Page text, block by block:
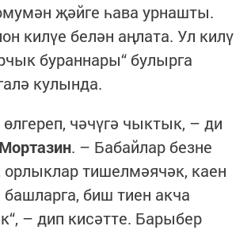
җәйге һава урнашты.
килүе белән аңлата. Ул килү
бураннары“ булырга
кулында.
чәчүгә чыктык, – ди
. – Бабайлар безне
орлыклар тишелмәячәк, каен
биш тиен акча
– дип кисәтте. Барыбер